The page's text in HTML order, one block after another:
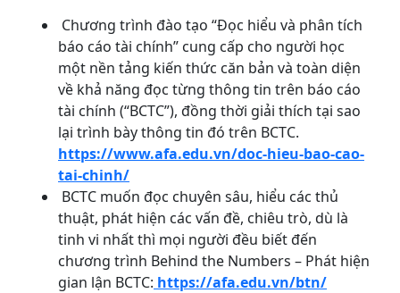
Chương trình đào tạo “Đọc hiểu và phân tích
báo cáo tài chính” cung cấp cho người học
một nền tảng kiến thức căn bản và toàn diện
về khả năng đọc từng thông tin trên báo cáo
tài chính (“BCTC”), đồng thời giải thích tại sao
lại trình bày thông tin đó trên BCTC.
https://www.afa.edu.vn/doc-hieu-bao-cao-
tai-chinh/
BCTC muốn đọc chuyên sâu, hiểu các thủ
thuật, phát hiện các vấn đề, chiêu trò, dù là
tinh vi nhất thì mọi người đều biết đến
chương trình Behind the Numbers – Phát hiện
gian lận BCTC: https://afa.edu.vn/btn/